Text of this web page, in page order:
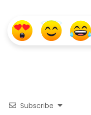
Subscribe